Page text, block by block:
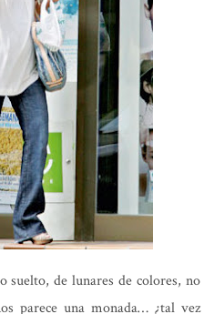
suelto, de lunares de colores, no
parece una monada… ¿tal vez